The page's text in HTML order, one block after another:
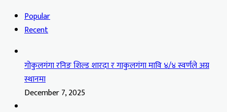
Popular
Recent
गोकुलगंगा रनिङ शिल्ड शारदा र गाकुलगंगा मावि ४/४ स्वर्णले अग्र
स्थानमा
December 7, 2025